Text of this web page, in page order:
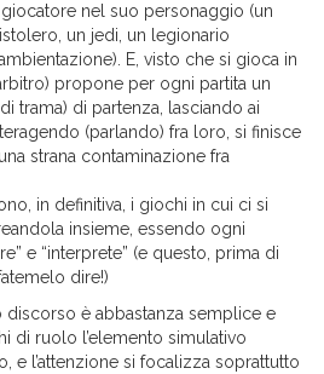
nel suo personaggio (un
un jedi, un legionario
E, visto che si gioca in
propone per ogni partita un
trama) di partenza, lasciando ai
(parlando) fra loro, si finisce
strana contaminazione fra
in definitiva, i giochi in cui ci si
insieme, essendo ogni
e “interprete” (e questo, prima di
dire!)
discorso è abbastanza semplice e
di ruolo l’elemento simulativo
e l’attenzione si focalizza soprattutto